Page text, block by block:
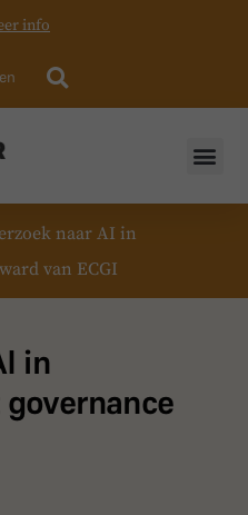
info
naar AI in
van ECGI
in